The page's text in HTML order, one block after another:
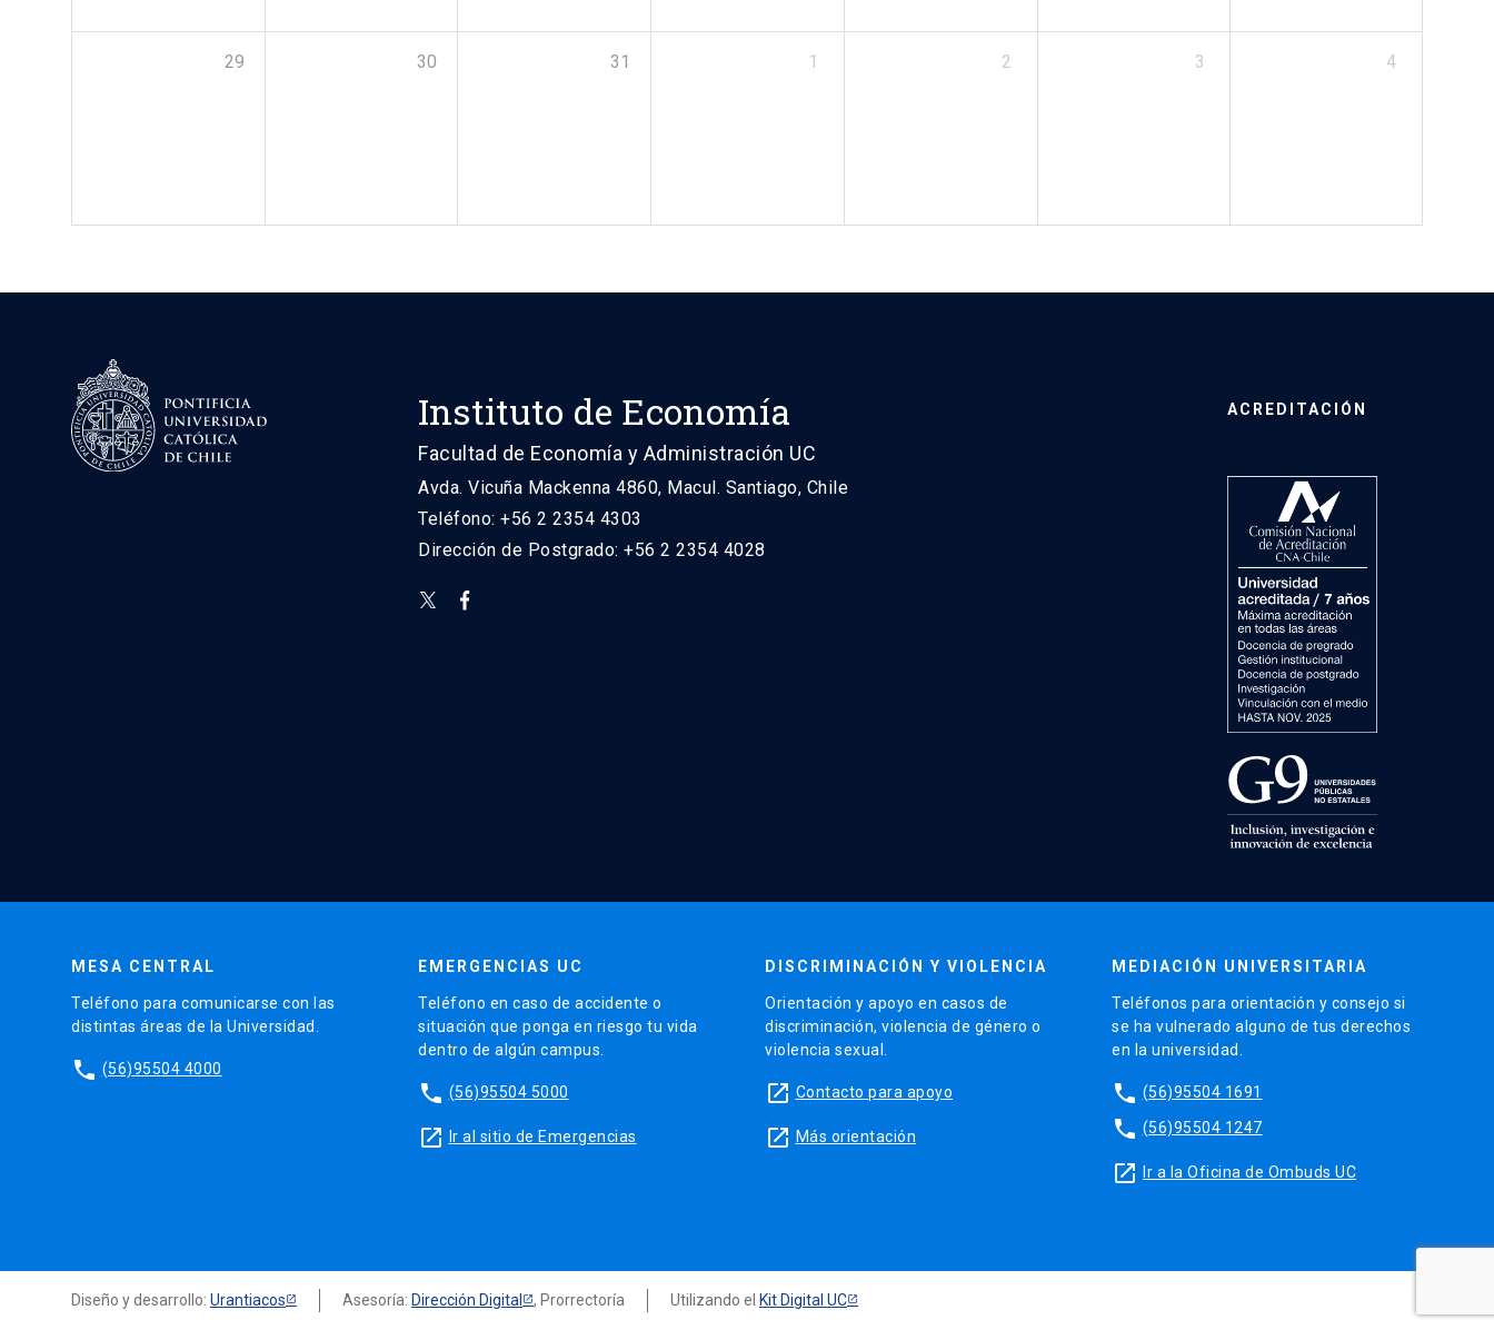
29 30 31 1 2 3 4
Instituto de Economía
Facultad de Economía y Administración UC
Avda. Vicuña Mackenna 4860, Macul. Santiago, Chile
Teléfono: +56 2 2354 4303
Dirección de Postgrado: +56 2 2354 4028
ACREDITACIÓN
MESA CENTRAL
Teléfono para comunicarse con las
distintas áreas de la Universidad.
phone (56)95504 4000
EMERGENCIAS UC
Teléfono en caso de accidente o
situación que ponga en riesgo tu vida
dentro de algún campus.
phone (56)95504 5000
launch Ir al sitio de Emergencias
DISCRIMINACIÓN Y VIOLENCIA
Orientación y apoyo en casos de
discriminación, violencia de género o
violencia sexual.
launch Contacto para apoyo
launch Más orientación
MEDIACIÓN UNIVERSITARIA
Teléfonos para orientación y consejo si
se ha vulnerado alguno de tus derechos
en la universidad.
phone (56)95504 1691
phone (56)95504 1247
launch Ir a la Oficina de Ombuds UC
Diseño y desarrollo: Urantiacos Asesoría: Dirección Digital , Prorrectoría Utilizando el Kit Digital UC